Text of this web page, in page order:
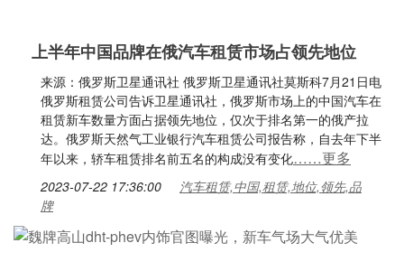
上半年中国品牌在俄汽车租赁市场占领先地位
来源：俄罗斯卫星通讯社 俄罗斯卫星通讯社莫斯科7月21日电
俄罗斯租赁公司告诉卫星通讯社，俄罗斯市场上的中国汽车在
租赁新车数量方面占据领先地位，仅次于排名第一的俄产拉
达。俄罗斯天然气工业银行汽车租赁公司报告称，自去年下半
年以来，轿车租赁排名前五名的构成没有变化……更多
2023-07-22 17:36:00
汽车租赁,中国,租赁,地位,领先,品
牌